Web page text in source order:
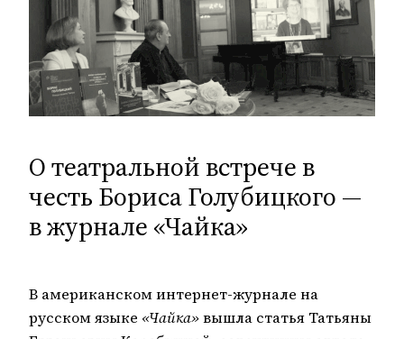
О театральной встрече в
честь Бориса Голубицкого —
в журнале «Чайка»
В американском интернет-журнале на
русском языке «Чайка»вышла статья Татьяны